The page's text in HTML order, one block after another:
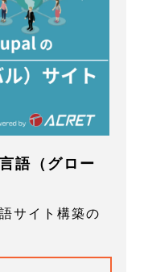
語（グロー
サイト構築の